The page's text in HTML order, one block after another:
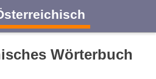
Wörterbuch